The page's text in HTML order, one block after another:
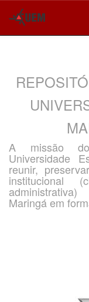
A missão
Universidade
reunir,
institucional
Maringá em